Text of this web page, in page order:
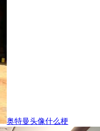
奥特曼头像什么梗